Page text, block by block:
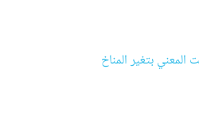
المعني بتغير المناخ